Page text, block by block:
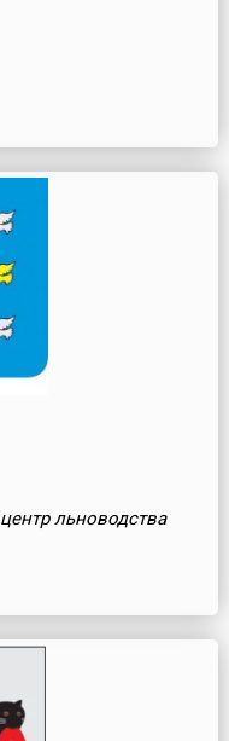
льноводства